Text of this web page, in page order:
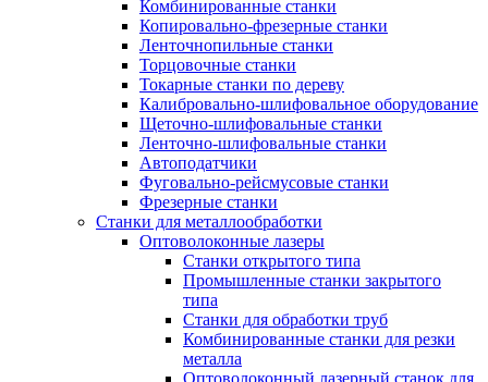
Комбинированные станки
Копировально-фрезерные станки
Ленточнопильные станки
Торцовочные станки
Токарные станки по дереву
Калибровально-шлифовальное оборудование
Щеточно-шлифовальные станки
Ленточно-шлифовальные станки
Автоподатчики
Фуговально-рейсмусовые станки
Фрезерные станки
Станки для металлообработки
Оптоволоконные лазеры
Станки открытого типа
Промышленные станки закрытого
типа
Станки для обработки труб
Комбинированные станки для резки
металла
Оптоволоконный лазерный станок для